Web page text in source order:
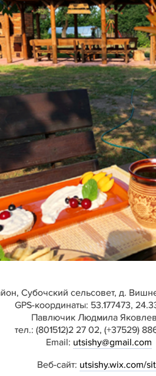
Субочский сельсовет, д.
GPS-координаты: 53.177473,
Павлючик Людмила
тел.: (801512)2 27 02, (+37529)
Email: utsishy@gmail.com
Веб-сайт: utsishy.wix.com/